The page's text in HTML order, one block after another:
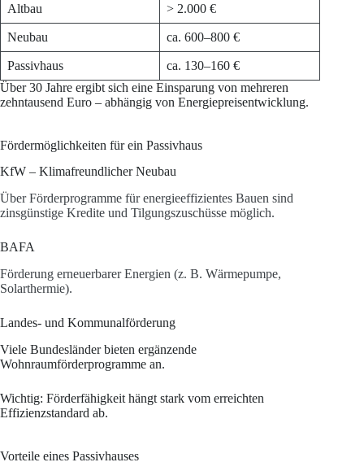
Altbau > 2.000 €
Neubau ca. 600–800 €
Passivhaus
ca. 130–160 €
Über 30 Jahre ergibt sich eine Einsparung von mehreren
zehntausend Euro – abhängig von Energiepreisentwicklung.
Fördermöglichkeiten für ein Passivhaus
KfW – Klimafreundlicher Neubau
Über Förderprogramme für energieeffizientes Bauen sind
zinsgünstige Kredite und Tilgungszuschüsse möglich.
BAFA
Förderung erneuerbarer Energien (z. B. Wärmepumpe,
Solarthermie).
Landes- und Kommunalförderung
Viele Bundesländer bieten ergänzende
Wohnraumförderprogramme an.
Wichtig: Förderfähigkeit hängt stark vom erreichten
Effizienzstandard ab.
Vorteile eines Passivhauses